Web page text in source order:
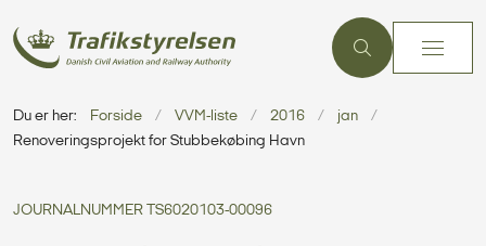
Du er her: Forside VVM-liste 2016
jan
Renoveringsprojekt for Stubbekøbing Havn
JOURNALNUMMER TS6020103-00096